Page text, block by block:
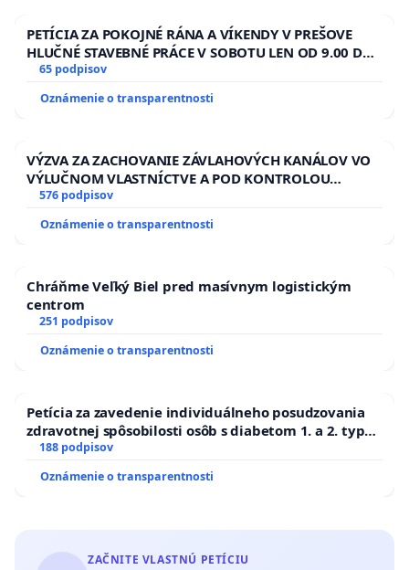
PETÍCIA ZA POKOJNÉ RÁNA A VÍKENDY V PREŠOVE
HLUČNÉ STAVEBNÉ PRÁCE V SOBOTU LEN OD 9.00 DO
13.00 HOD., CEZ PRACOVNÝ TÝŽDEŇ CIEĽ 8.00 – 18.00
HOD. A PRAVIDELNÁ KONTROLA STAVBY C-AREA NA
ĎUMBIERSKEJ/MAGU
65 podpisov
Oznámenie o transparentnosti
VÝZVA ZA ZACHOVANIE ZÁVLAHOVÝCH KANÁLOV VO
VÝLUČNOM VLASTNÍCTVE A POD KONTROLOU
SLOVENSKEJ REPUBLIKY & žiadosť na riešenie
zanedbaného stavu závlahových a odvodňovacích
kanálov na Slovensku
576 podpisov
Oznámenie o transparentnosti
Chráňme Veľký Biel pred masívnym logistickým
centrom
251 podpisov
Oznámenie o transparentnosti
Petícia za zavedenie individuálneho posudzovania
zdravotnej spôsobilosti osôb s diabetom 1. a 2. typu
pri prijímaní do Policajného zboru SR
188 podpisov
Oznámenie o transparentnosti
ZAČNITE VLASTNÚ PETÍCIU